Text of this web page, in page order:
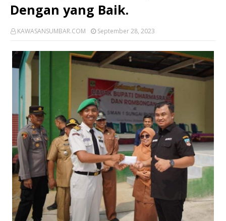
Dengan yang Baik.
KAWASANSUMBAR.COM September 28, 2023